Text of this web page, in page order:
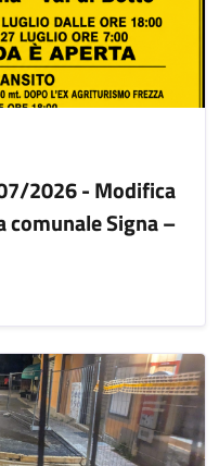
2026 - Modifica
Signa –